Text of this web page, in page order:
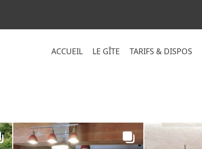
ACCUEIL LE GÎTE TARIFS & DISPOS